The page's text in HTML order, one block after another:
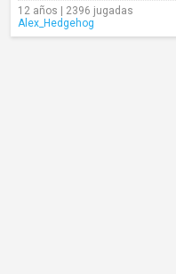
12 años | 2396 jugadas
Alex_Hedgehog